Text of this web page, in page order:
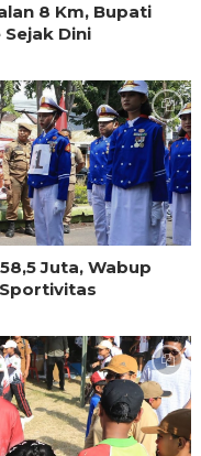
8 Km, Bupati
Dini
Juta, Wabup